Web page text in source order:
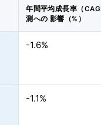
年間平均成長率（
測への 影響（%）
-1.6%
-1.1%